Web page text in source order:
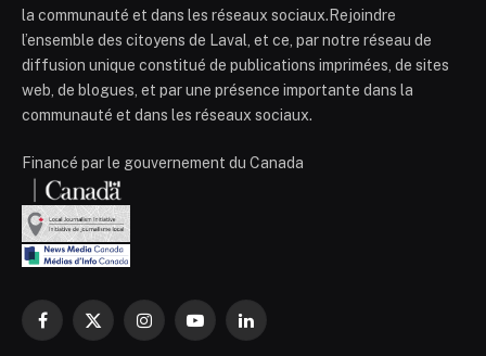
la communauté et dans les réseaux sociaux.Rejoindre
l’ensemble des citoyens de Laval, et ce, par notre réseau de
diffusion unique constitué de publications imprimées, de sites
web, de blogues, et par une présence importante dans la
communauté et dans les réseaux sociaux.
Financé par le gouvernement du Canada
Facebook
X
InstagramYouTubeLinkedIn